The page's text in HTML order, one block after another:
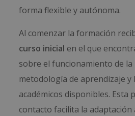
forma flexible y autónoma.
Al comenzar la formación
curso inicial en el que
sobre el funcionamiento de
metodología de aprendizaje y
académicos disponibles. Esta
contacto facilita la